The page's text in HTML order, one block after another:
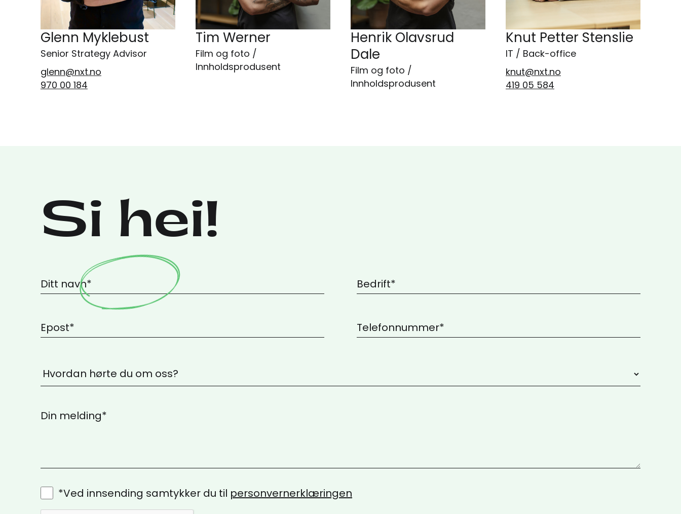
Glenn Myklebust
Senior Strategy Advisor
glenn@nxt.no
970 00 184
Tim Werner
Film og foto /
Innholdsprodusent
Henrik Olavsrud
Dale
Film og foto /
Innholdsprodusent
Knut Petter Stenslie
IT / Back-office
knut@nxt.no
419 05 584
Si hei!
*Ved innsending samtykker du til personvernerklæringen